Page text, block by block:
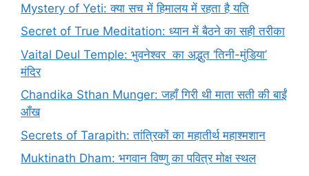
Mystery of Yeti: क्या सच में हिमालय में रहता है यति
Secret of True Meditation: ध्यान में बैठने का सही तरीका
Vaital Deul Temple: भुवनेश्वर का अद्भुत ‘तिनी-मुंडिया’
मंदिर
Chandika Sthan Munger: जहाँ गिरी थी माता सती की बाईं
आँख
Secrets of Tarapith: तांत्रिकों का महातीर्थ महाश्मशान
Muktinath Dham: भगवान विष्णु का पवित्र मोक्ष स्थल